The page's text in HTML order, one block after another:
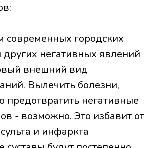
городских
негативных явлений
внешний вид
Вылечить болезни,
предотвратить негативные
- возможно. Это избавит от
и инфаркта